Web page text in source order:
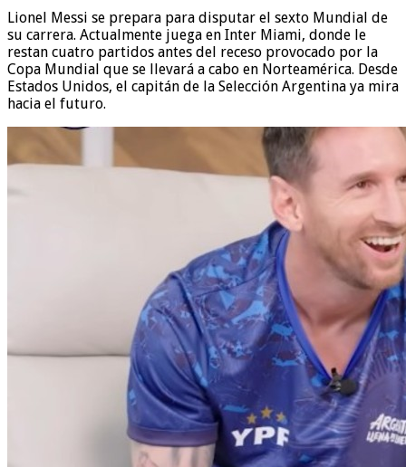
Lionel Messi se prepara para disputar el sexto Mundial de
su carrera. Actualmente juega en Inter Miami, donde le
restan cuatro partidos antes del receso provocado por la
Copa Mundial que se llevará a cabo en Norteamérica. Desde
Estados Unidos, el capitán de la Selección Argentina ya mira
hacia el futuro.